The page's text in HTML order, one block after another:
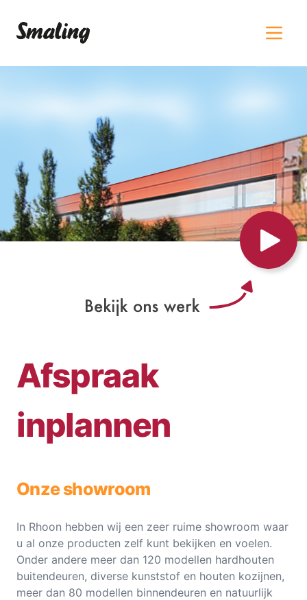
Afspraak
inplannen
Onze showroom
In Rhoon hebben wij een zeer ruime showroom waar
u al onze producten zelf kunt bekijken en voelen.
Onder andere meer dan 120 modellen hardhouten
buitendeuren, diverse kunststof en houten kozijnen,
meer dan 80 modellen binnendeuren en natuurlijk